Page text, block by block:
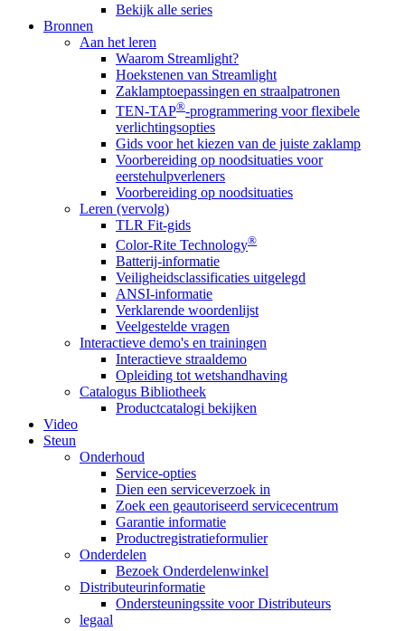
Bekijk alle series
Bronnen
Aan het leren
Waarom Streamlight?
Hoekstenen van Streamlight
Zaklamptoepassingen en straalpatronen
TEN-TAP®-programmering voor flexibele
verlichtingsopties
Gids voor het kiezen van de juiste zaklamp
Voorbereiding op noodsituaties voor
eerstehulpverleners
Voorbereiding op noodsituaties
Leren (vervolg)
TLR Fit-gids
Color-Rite Technology®
Batterij-informatie
Veiligheidsclassificaties uitgelegd
ANSI-informatie
Verklarende woordenlijst
Veelgestelde vragen
Interactieve demo's en trainingen
Interactieve straaldemo
Opleiding tot wetshandhaving
Catalogus Bibliotheek
Productcatalogi bekijken
Video
Steun
Onderhoud
Service-opties
Dien een serviceverzoek in
Zoek een geautoriseerd servicecentrum
Garantie informatie
Productregistratieformulier
Onderdelen
Bezoek Onderdelenwinkel
Distributeurinformatie
Ondersteuningssite voor Distributeurs
legaal